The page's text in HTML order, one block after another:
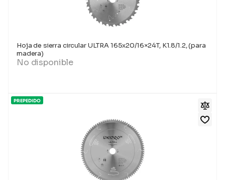
Hoja de sierra circular ULTRA 165x20/16×24T, K1.8/1.2, (para
madera)
No disponible
PREPEDIDO